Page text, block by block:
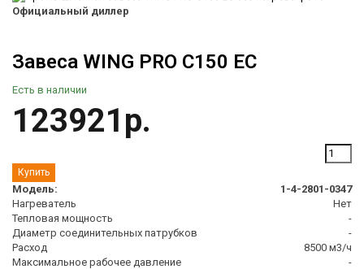
Официальный диллер
Завеса WING PRO C150 EC
Есть в наличии
123921р.
Модель:
1-4-2801-0347
Нагреватель
Нет
Тепловая мощность
-
Диаметр соединительных патрубков
-
Расход
8500 м3/ч
Максимальное рабочее давление
-